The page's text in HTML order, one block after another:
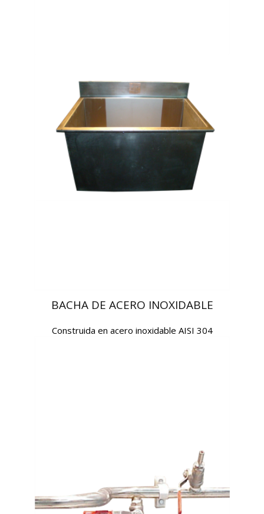
BACHA DE ACERO INOXIDABLE
Construida en acero inoxidable AISI 304